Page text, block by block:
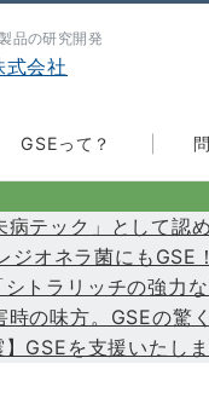
品の研究開発
GSEって？
テック」として認
オネラ菌にもGSE
トラリッチの強力
の味方。GSEの驚
GSEを支援いたし